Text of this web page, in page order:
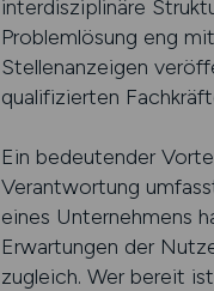
interdisziplinäre
Problemlösung eng
Stellenanzeigen
qualifizierten
Ein bedeutender
Verantwortung
eines Unternehmens
Erwartungen der
zugleich. Wer bereit